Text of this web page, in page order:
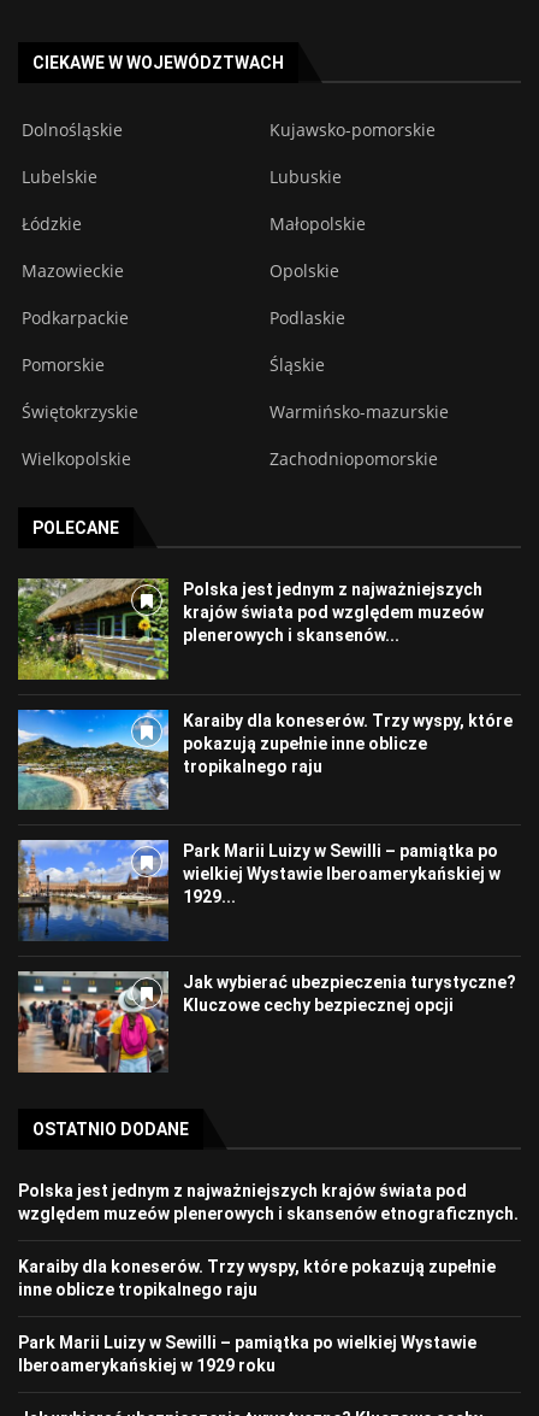
CIEKAWE W WOJEWÓDZTWACH
Dolnośląskie Kujawsko-pomorskie
Lubelskie Lubuskie
Łódzkie Małopolskie
Mazowieckie Opolskie
Podkarpackie Podlaskie
Pomorskie Śląskie
Świętokrzyskie Warmińsko-mazurskie
Wielkopolskie Zachodniopomorskie
POLECANE
Polska jest jednym z najważniejszych
krajów świata pod względem muzeów
plenerowych i skansenów...
Karaiby dla koneserów. Trzy wyspy, które
pokazują zupełnie inne oblicze
tropikalnego raju
Park Marii Luizy w Sewilli – pamiątka po
wielkiej Wystawie Iberoamerykańskiej w
1929...
Jak wybierać ubezpieczenia turystyczne?
Kluczowe cechy bezpiecznej opcji
OSTATNIO DODANE
Polska jest jednym z najważniejszych krajów świata pod
względem muzeów plenerowych i skansenów etnograficznych.
Karaiby dla koneserów. Trzy wyspy, które pokazują zupełnie
inne oblicze tropikalnego raju
Park Marii Luizy w Sewilli – pamiątka po wielkiej Wystawie
Iberoamerykańskiej w 1929 roku